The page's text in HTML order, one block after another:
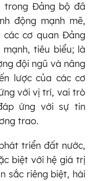
trong Đảng bộ đã
động mạnh mẽ,
cơ quan Đảng
tiêu biểu; là
đội ngũ và nâng
lược của các cơ
với vị trí, vai trò
ứng với sự tin
trao.
triển đất nước,
biệt với hệ giá trị
sắc riêng biệt, hài